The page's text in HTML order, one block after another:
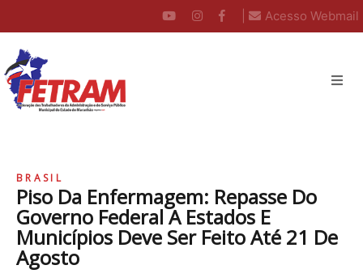
Acesso Webmail
BRASIL
Piso Da Enfermagem: Repasse Do
Governo Federal A Estados E
Municípios Deve Ser Feito Até 21 De
Agosto